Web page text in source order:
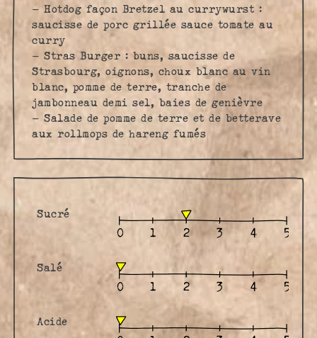
– Hotdog façon Bretzel au currywurst :
saucisse de porc grillée sauce tomate au
curry
– Stras Burger : buns, saucisse de
Strasbourg, oignons, choux blanc au vin
blanc, pomme de terre, tranche de
jambonneau demi sel, baies de genièvre
– Salade de pomme de terre et de betterave
aux rollmops de hareng fumés
Sucré
Salé
Acide